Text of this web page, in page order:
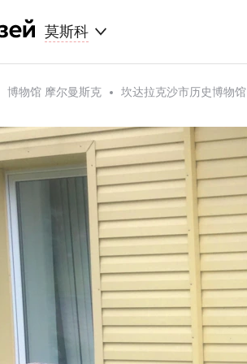
莫斯科
博物馆 摩尔曼斯克 坎达拉克沙市历史博物馆